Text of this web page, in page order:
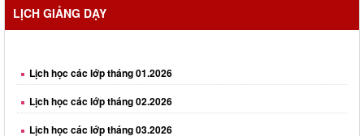
LỊCH GIẢNG DẠY
Lịch học các lớp tháng 02.2026
Lịch học các lớp tháng 03.2026